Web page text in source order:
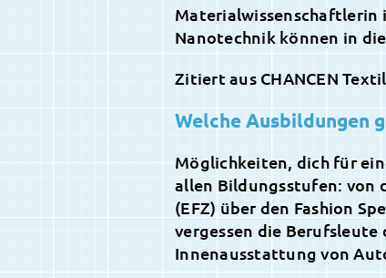
Materialwissenschaftlerin
Nanotechnik können in
Zitiert aus CHANCEN
Welche Ausbildungen
Möglichkeiten, dich für
allen Bildungsstufen: von
(EFZ) über den Fashion
vergessen die Berufsleute
Innenausstattung von